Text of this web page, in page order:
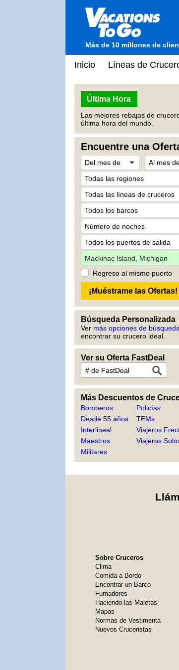
Más de 10 millones de
Inicio Líneas de
Última Hora
Las mejores rebajas de
última hora del mundo.
Encuentre una
Regreso al mismo puerto
Búsqueda Personalizada
Ver más opciones de búsqueda
encontrar su crucero ideal.
Ver su Oferta FastDeal
Más Descuentos de
Bomberos
Desde 55 años
Interlineal
Maestros
Militares
Policías
TEMs
Viajeros
Viajeros
Sobre Cruceros
Clima
Comida a Bordo
Encontrar un Barco
Fumadores
Haciendo las Maletas
Mapas
Normas de Vestimenta
Nuevos Cruceristas